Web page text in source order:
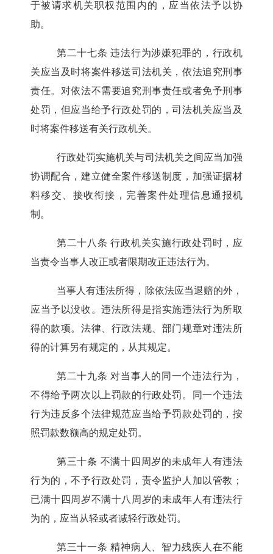
于被请求机关职权范围内的，应当依法予以协
助。
第二十七条 违法行为涉嫌犯罪的，行政机
关应当及时将案件移送司法机关，依法追究刑事
责任。对依法不需要追究刑事责任或者免予刑事
处罚，但应当给予行政处罚的，司法机关应当及
时将案件移送有关行政机关。
行政处罚实施机关与司法机关之间应当加强
协调配合，建立健全案件移送制度，加强证据材
料移交、接收衔接，完善案件处理信息通报机
制。
第二十八条 行政机关实施行政处罚时，应
当责令当事人改正或者限期改正违法行为。
当事人有违法所得，除依法应当退赔的外，
应当予以没收。违法所得是指实施违法行为所取
得的款项。法律、行政法规、部门规章对违法所
得的计算另有规定的，从其规定。
第二十九条 对当事人的同一个违法行为，
不得给予两次以上罚款的行政处罚。同一个违法
行为违反多个法律规范应当给予罚款处罚的，按
照罚款数额高的规定处罚。
第三十条 不满十四周岁的未成年人有违法
行为的，不予行政处罚，责令监护人加以管教；
已满十四周岁不满十八周岁的未成年人有违法行
为的，应当从轻或者减轻行政处罚。
第三十一条 精神病人、智力残疾人在不能